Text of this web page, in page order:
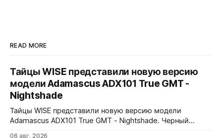
READ MORE
Тайцы WISE представили новую версию
модели Adamascus ADX101 True GMT -
Nightshade
Тайцы WISE представили новую версию модели
Adamascus ADX101 True GMT - Nightshade. Черный
06 авг. 2026